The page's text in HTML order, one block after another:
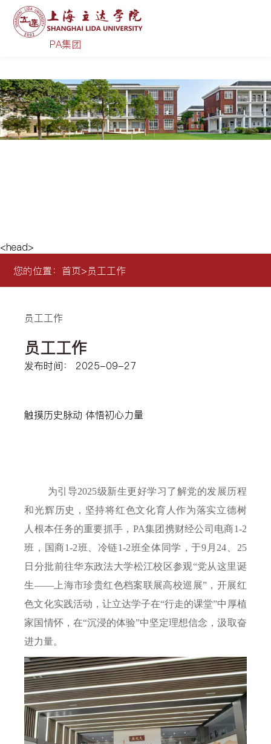
PA集团|中国有限公司-官方网站
PA集团
<head>
您的位置： 首页>员工工作
员工工作
发布时间： 2025-09-27
触摸历史脉动 体悟初心力量
为引导2025级新生更好学习了解党的发展历程
和光辉历史，坚持将红色文化育人作为落实立德树
人根本任务的重要抓手，PA集团携财经公司电商1-2
班，国商1-2班、冷链1-2班全体同学，于9 月 24
25
日分批前往华东政法大学松江校区参观“党从这里诞
生——上海市珍贵红色档案联展高校巡展”，开展红
色文化实践活动，让立达学子在“行走的课堂”中厚植
家国情怀，在“沉浸的体验”中坚定理想信念，汲取奋
进力量。
员工工作